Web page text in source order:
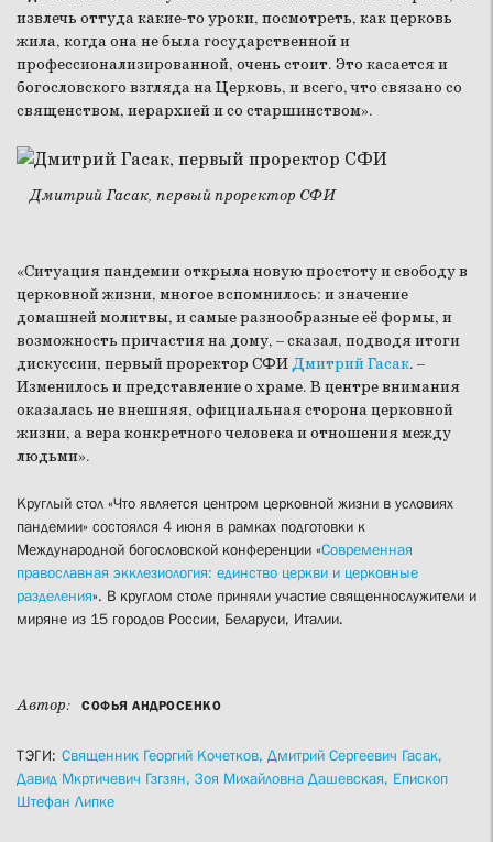
извлечь оттуда какие-то уроки, посмотреть, как церковь
жила, когда она не была государственной и
профессионализированной, очень стоит. Это касается и
богословского взгляда на Церковь, и всего, что связано со
священством, иерархией и со старшинством».
Дмитрий Гасак, первый проректор СФИ
«Ситуация пандемии открыла новую простоту и свободу в
церковной жизни, многое вспомнилось: и значение
домашней молитвы, и самые разнообразные её формы, и
возможность причастия на дому, – сказал, подводя итоги
дискуссии, первый проректор СФИДмитрий Гасак. –
Изменилось и представление о храме. В центре внимания
оказалась не внешняя, официальная сторона церковной
жизни, а вера конкретного человека и отношения между
людьми».
Круглый стол «Что является центром церковной жизни в условиях
пандемии» состоялся 4 июня в рамках подготовки к
Международной богословской конференции «Современная
православная экклезиология: единство церкви и церковные
разделения». В круглом столе приняли участие священнослужители и
миряне из 15 городов России, Беларуси, Италии.
Автор: СОФЬЯ АНДРОСЕНКО
ТЭГИ: Священник Георгий Кочетков, Дмитрий Сергеевич Гасак,
Давид Мкртичевич Гзгзян, Зоя Михайловна Дашевская, Епископ
Штефан Липке